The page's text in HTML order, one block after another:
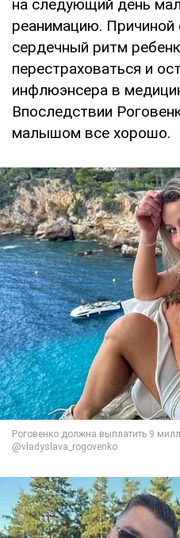
на следующий день
реанимацию. Причиной
сердечный ритм
перестраховаться и
инфлюэнсера в
Впоследствии
малышом все хорошо.